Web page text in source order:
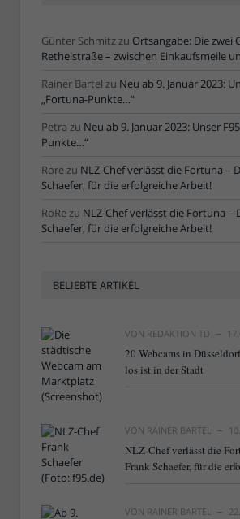
Günter Schmitzzu Ortsangabe: Die zwei
Rethelstraße – zwischen Einkaufsmeile
Rainer Bartel zu Neu ab 9. Januar 2023:
„Fortuna-Punkte…“
Petra zu Neu ab 9. Januar 2023: Unser
Punkte…“
Rorezu NLZ-Chef verlässt die Fortuna –
Schaefer, für die erfolgreiche Arbeit!
RoRezu NLZ-Chef verlässt die Fortuna –
Schaefer, für die erfolgreiche Arbeit!
BELIEBTE ARTIKEL
VON REDAKTION TD
20 Webcams in
los ist in der Stadt
VON RAINER BARTEL
NLZ-Chef verlässt die
Frank Schaefer, für die
VON RAINER BARTEL